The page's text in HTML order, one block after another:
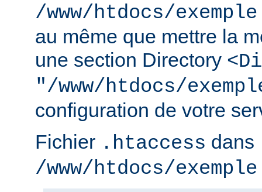
/www/htdocs/exemple
au même que mettre la
une section Directory
"/www/htdocs/
configuration de votre
Fichier .htaccess dans
/www/htdocs/exemple